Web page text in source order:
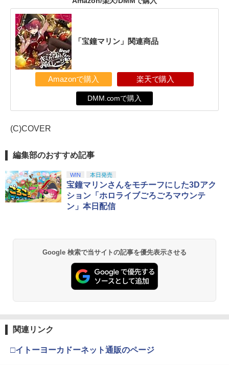
「宝鐘マリン」関連商品
Amazonで購入 楽天で購入
DMM.comで購入
(C)COVER
編集部のおすすめ記事
WIN 本日発売
宝鐘マリンさんをモチーフにした3Dアク
ション「ホロライブごろごろマウンテ
ン」本日配信
Google 検索で当サイトの記事を優先表示させる
関連リンク
□イトーヨーカドーネット通販のページ